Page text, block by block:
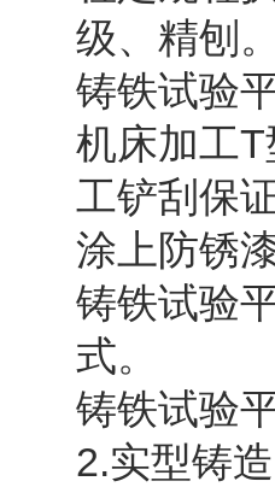
级、精刨
铸铁试验
机床加工T
工铲刮保
涂上防锈
铸铁试验
式。
铸铁试验
2.实型铸造